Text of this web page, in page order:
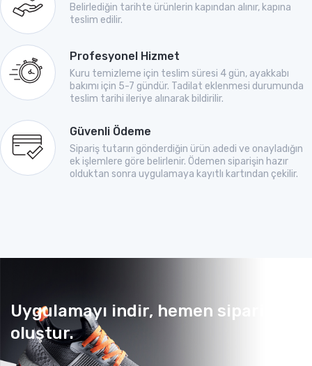
Belirlediğin tarihte ürünlerin kapından alınır, kapına
teslim edilir.
Profesyonel Hizmet
Kuru temizleme için teslim süresi 4 gün, ayakkabı
bakımı için 5-7 gündür. Tadilat eklenmesi durumunda
teslim tarihi ileriye alınarak bildirilir.
Güvenli Ödeme
Sipariş tutarın gönderdiğin ürün adedi ve onayladığın
ek işlemlere göre belirlenir. Ödemen siparişin hazır
olduktan sonra uygulamaya kayıtlı kartından çekilir.
Uygulamayı indir, hemen sipariş
oluştur.